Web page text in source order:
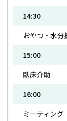
14:30
おやつ・水分
15:00
臥床介助
16:00
ミーティング